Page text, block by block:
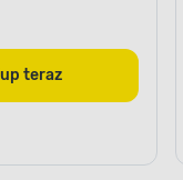
Kup teraz